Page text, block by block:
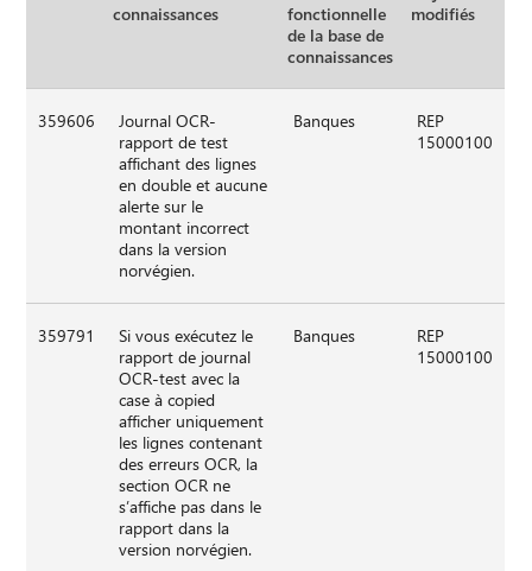
connaissances
fonctionnelle
de la base de
connaissances
modifiés
359606
Journal OCR-
rapport de test
affichant des lignes
en double et aucune
alerte sur le
montant incorrect
dans la version
norvégien.
Banques
REP
15000100
359791
Si vous exécutez le
rapport de journal
OCR-test avec la
case à copied
afficher uniquement
les lignes contenant
des erreurs OCR, la
section OCR ne
s’affiche pas dans le
rapport dans la
version norvégien.
Banques
REP
15000100